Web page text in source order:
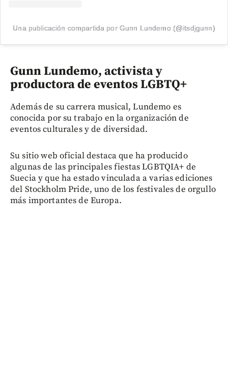
Una publicación compartida por Gunn Lundemo (@itsdjgunn)
Gunn Lundemo, activista y
productora de eventos LGBTQ+
Además de su carrera musical, Lundemo es
conocida por su trabajo en la organización de
eventos culturales y de diversidad.
Su sitio web oficial destaca que ha producido
algunas de las principales fiestas LGBTQIA+ de
Suecia y que ha estado vinculada a varias ediciones
del Stockholm Pride, uno de los festivales de orgullo
más importantes de Europa.